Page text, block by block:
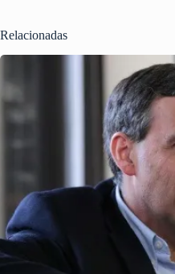
Relacionadas